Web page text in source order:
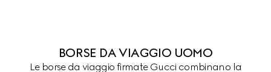
BORSE DA VIAGGIO UOMO
Le borse da viaggio firmate Gucci combinano la